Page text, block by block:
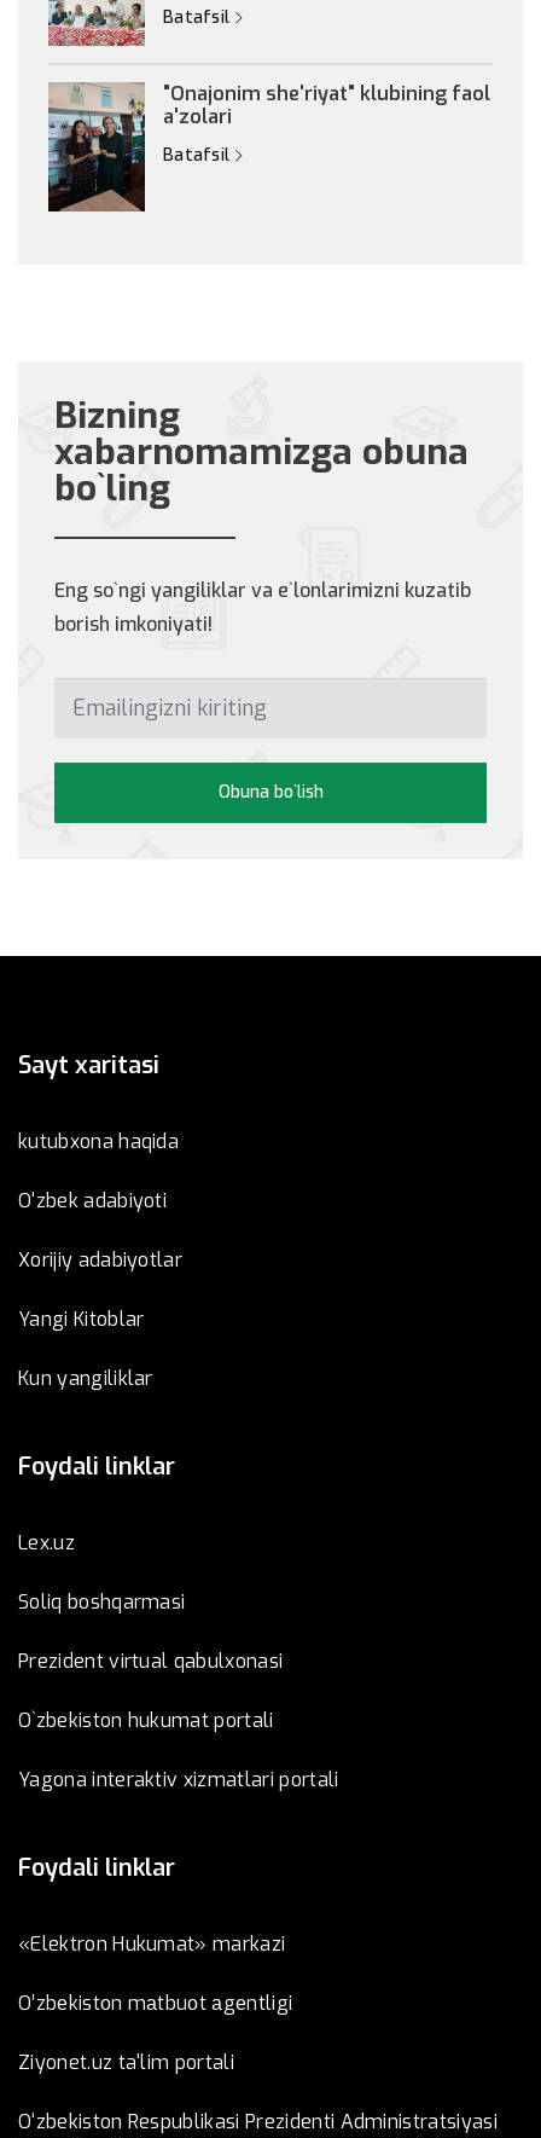
Batafsil
"Onajonim she'riyat" klubining faol
a'zolari
Batafsil
Bizning
xabarnomamizga obuna
bo`ling
Eng so`ngi yangiliklar va e`lonlarimizni kuzatib
borish imkoniyati!
Obuna bo`lish
Sayt xaritasi
kutubxona haqida
O'zbek adabiyoti
Xorijiy adabiyotlar
Yangi Kitoblar
Kun yangiliklar
Foydali linklar
Lex.uz
Soliq boshqarmasi
Prezident virtual qabulxonasi
O`zbekiston hukumat portali
Yagona interaktiv xizmatlari portali
Foydali linklar
«Elektron Hukumat» markazi
O’zbеkistоn mаtbuоt аgеntligi
Ziyonet.uz ta'lim portali
O‘zbekiston Respublikasi Prezidenti Administratsiyasi